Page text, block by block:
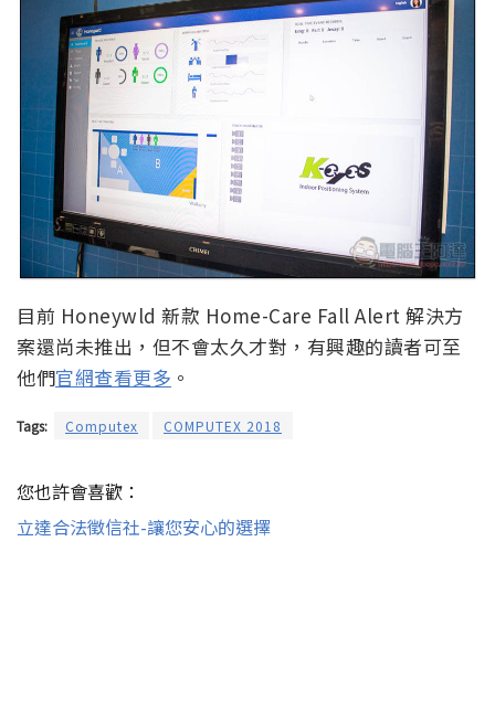
目前 Honeywld 新款 Home-Care Fall Alert 解決方
案還尚未推出，但不會太久才對，有興趣的讀者可至
他們官網查看更多 。
Tags: Computex COMPUTEX 2018
您也許會喜歡：
立達合法徵信社-讓您安心的選擇